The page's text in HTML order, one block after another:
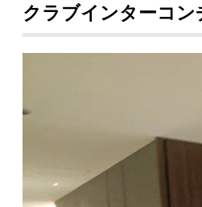
クラブインターコン